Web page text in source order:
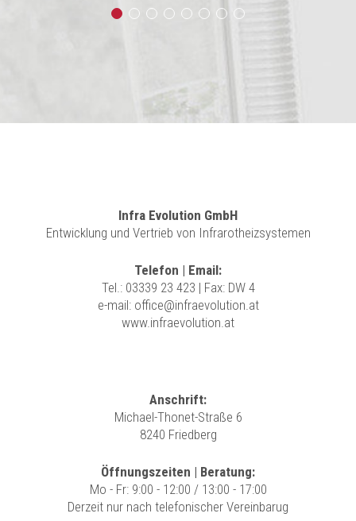
Infra Evolution GmbH
Entwicklung und Vertrieb von Infrarotheizsystemen
Telefon | Email:
Tel.: 03339 23 423 | Fax: DW 4
e-mail: office@infraevolution.at
www.infraevolution.at
Anschrift:
Michael-Thonet-Straße 6
8240 Friedberg
Öffnungszeiten | Beratung:
Mo - Fr: 9:00 - 12:00 / 13:00 - 17:00
Derzeit nur nach telefonischer Vereinbarug